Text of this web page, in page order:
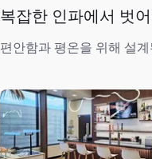
복잡한 인파에서 벗
편안함과 평온을 위해 설